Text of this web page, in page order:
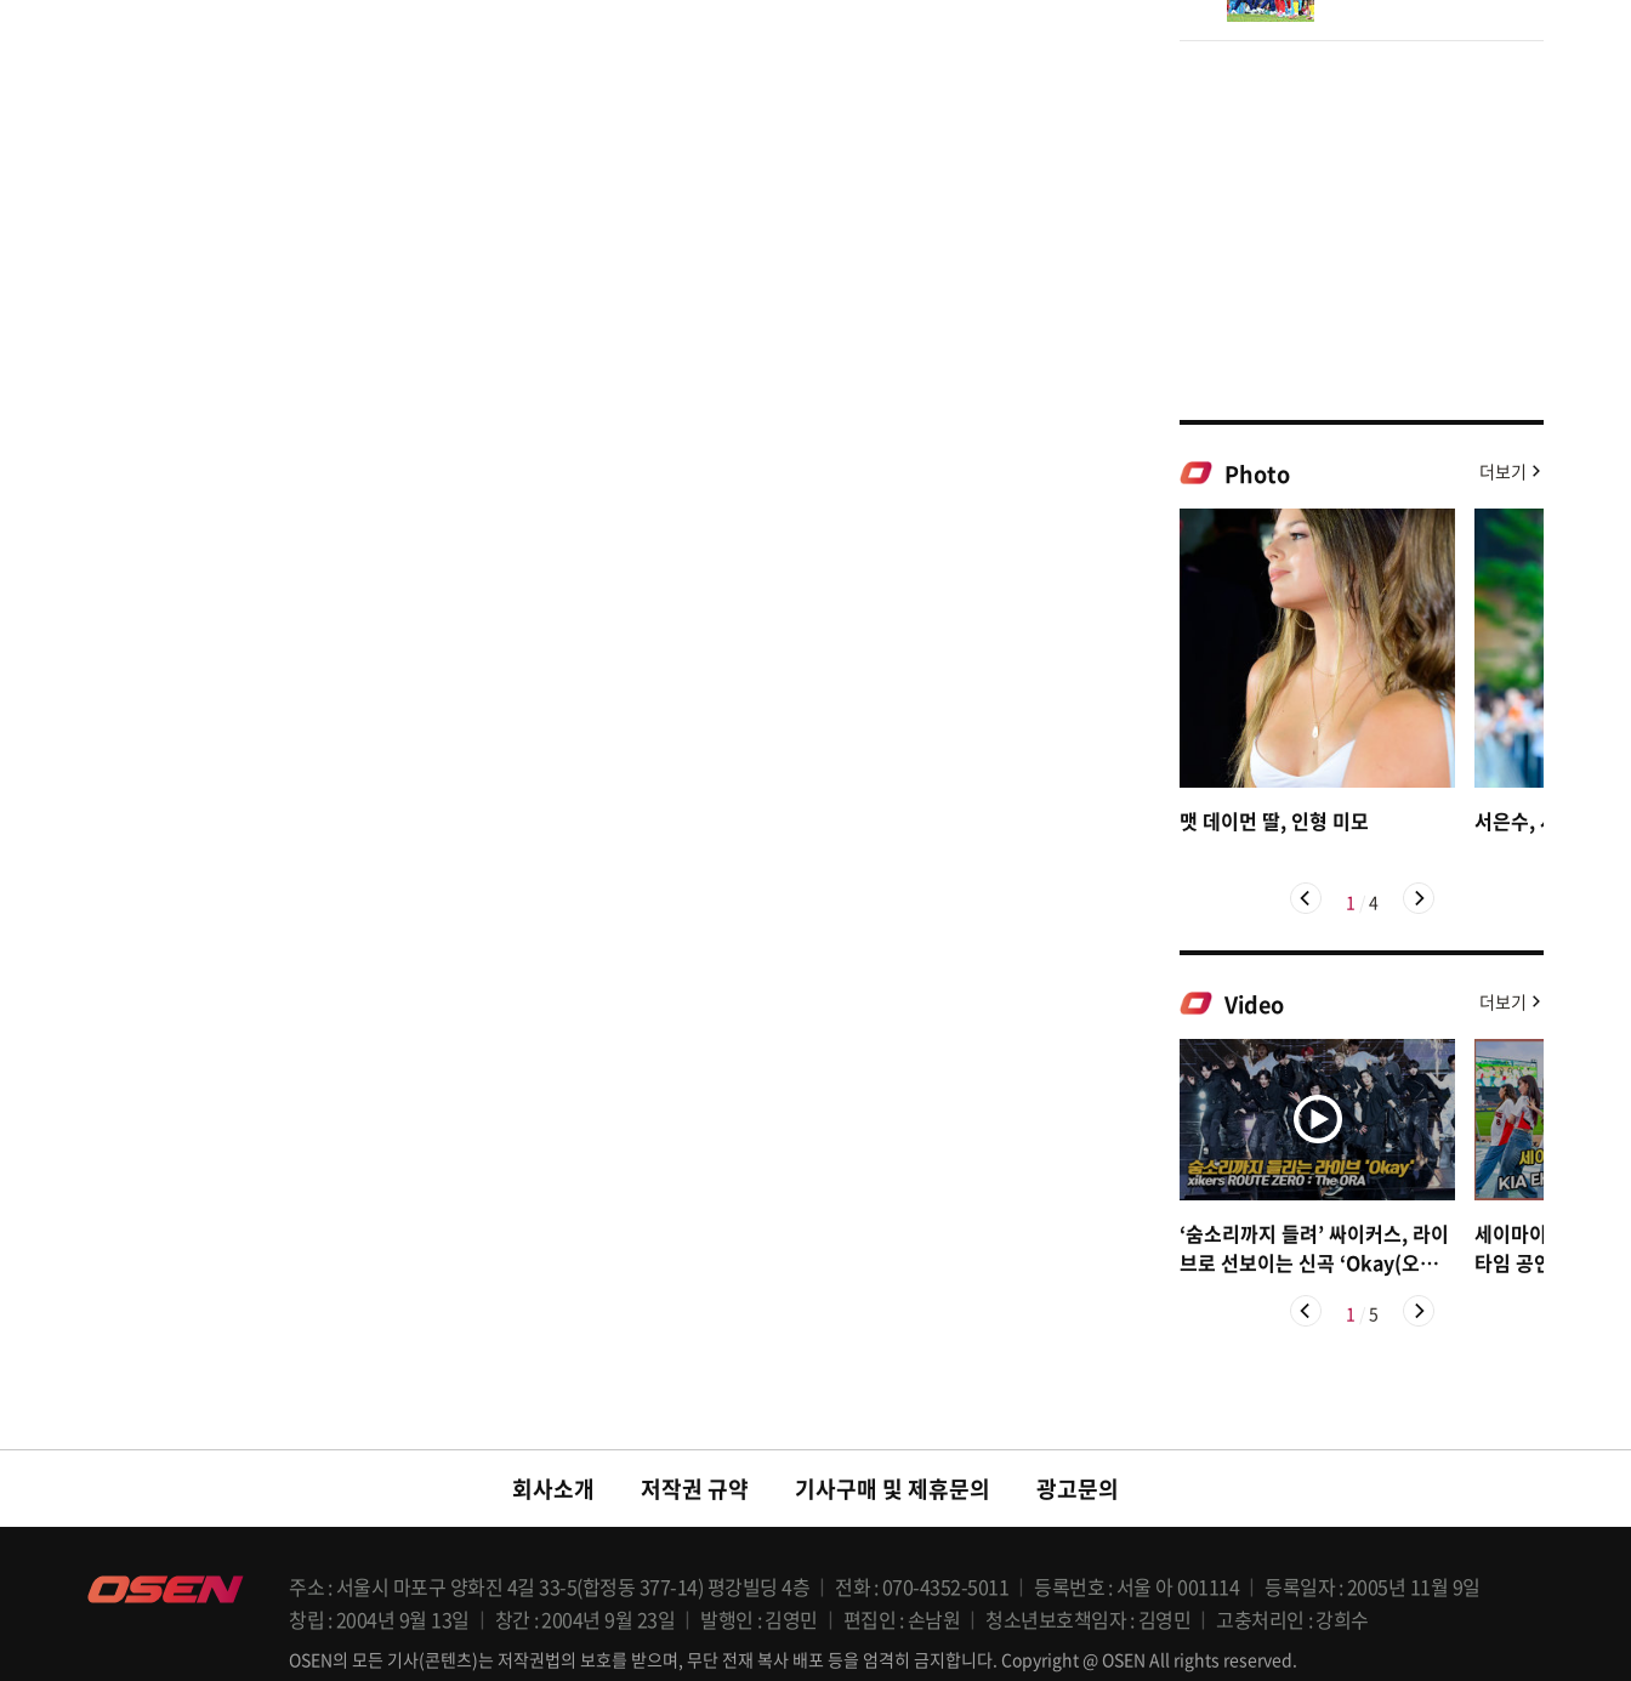
Photo 더보기
맷 데이먼 딸, 인형 미모 서은수, 사뿐사뿐
1 4
Video 더보기
‘숨소리까지 들려’ 싸이커스, 라이
브로 선보이는 신곡 ‘Okay(오케
이)’ [O! STAR]
세이마이네임
타임 공연' [O!
1 5
회사소개 저작권 규약 기사구매 및 제휴문의 광고문의
주소 서울시 마포구 양화진 4길 33-5(합정동 377-14) 평강빌딩 4층 전화 070-4352-5011 등록번호 서울 아 001114 등록일자 2005년 11월 9일
창립 2004년 9월 13일 창간 2004년 9월 23일 발행인 김영민 편집인 손남원 청소년보호책임자 김영민 고충처리인 강희수
OSEN의 모든 기사(콘텐츠)는 저작권법의 보호를 받으며, 무단 전재 복사 배포 등을 엄격히 금지합니다. Copyright @ OSEN All rights reserved.